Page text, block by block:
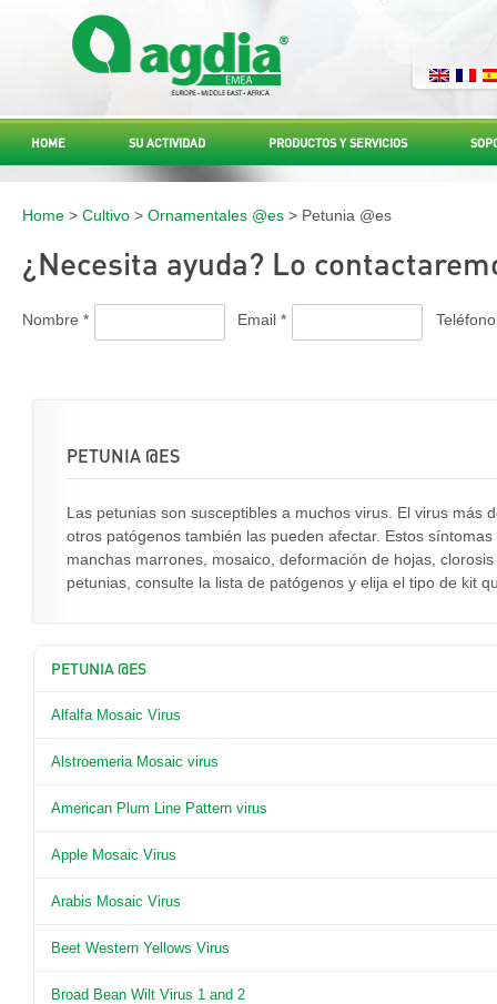
HOME SU ACTIVIDAD PRODUCTOS Y SERVICIOS
Home > Cultivo > Ornamentales @es > Petunia @es
¿Necesita ayuda? Lo
Nombre * Email * Teléfono
PETUNIA @ES
Las petunias son susceptibles a muchos virus. El virus más
otros patógenos también las pueden afectar. Estos
manchas marrones, mosaico, deformación de hojas,
petunias, consulte la lista de patógenos y elija el tipo de kit
PETUNIA @ES
Alfalfa Mosaic Virus
Alstroemeria Mosaic virus
American Plum Line Pattern virus
Apple Mosaic Virus
Arabis Mosaic Virus
Beet Western Yellows Virus
Broad Bean Wilt Virus 1 and 2